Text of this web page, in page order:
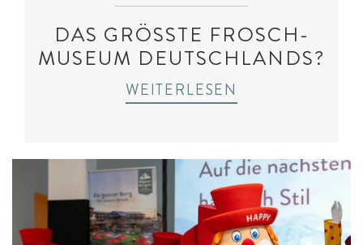
DAS GRÖSSTE FROSCH-M
USEUM DEUTSCHLANDS?
WEITERLESEN